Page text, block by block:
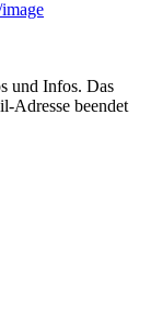
und Infos. Das
Adresse beendet